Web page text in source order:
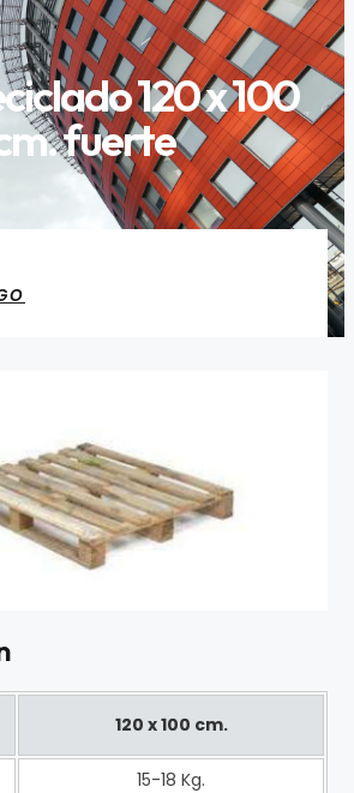
120 x 100
fuerte
120 x 100 cm.
15-18 Kg.